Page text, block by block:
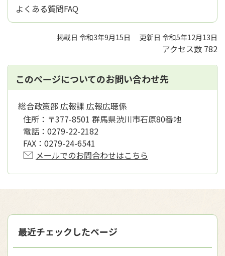
よくある質問FAQ
掲載日 令和3年9月15日 更新日 令和5年12月13日
アクセス数 782
このページについてのお問い合わせ先
総合政策部 広報課 広報広聴係
住所： 〒377-8501 群馬県渋川市石原80番地
電話： 0279-22-2182
FAX： 0279-24-6541
メールでのお問合わせはこちら
最近チェックしたページ